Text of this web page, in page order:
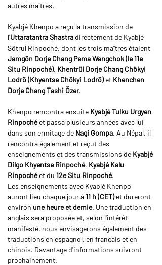
autres maîtres.
Kyabjé Khenpo a reçu la transmission de
l'Uttaratantra Shastra directement de Kyabjé
Sötrul Rinpoché, dont les trois maîtres étaient
Jamgön Dorje Chang Pema Wangchok (le 11e
Situ Rinpoché), Khentrül Dorje Chang Chökyi
Lodrö (Khyentse Chökyi Lodrö) et Khenchen
Dorje Chang Tashi Özer.
Khenpo rencontra ensuite Kyabjé Tulku Urgyen
Rinpoché et passa plusieurs années avec lui
dans son ermitage de Nagi Gompa. Au Népal, il
rencontra également et reçut des
enseignements et des transmissions de Kyabjé
Dilgo Khyentse Rinpoché, Kyabjé Kalu
Rinpoché et du 12e Situ Rinpoché.
Les enseignements avec Kyabjé Khenpo
auront lieu chaque jour à 11 h (CET) et dureront
environ une heure et demie. Une traduction en
anglais sera proposée et, selon l'intérêt
manifesté, nous envisagerons également des
traductions en espagnol, en français et en
chinois. Davantage d'informations suivront
prochainement.